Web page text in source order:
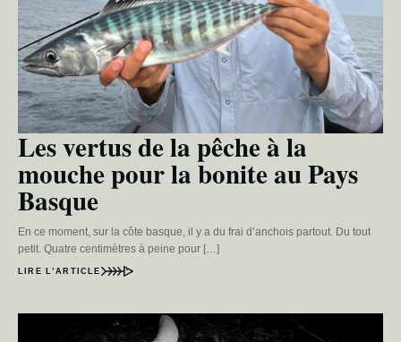
Les vertus de la pêche à la
mouche pour la bonite au Pays
Basque
En ce moment, sur la côte basque, il y a du frai d’anchois partout. Du tout
petit. Quatre centimètres à peine pour […]
LIRE L’ARTICLE